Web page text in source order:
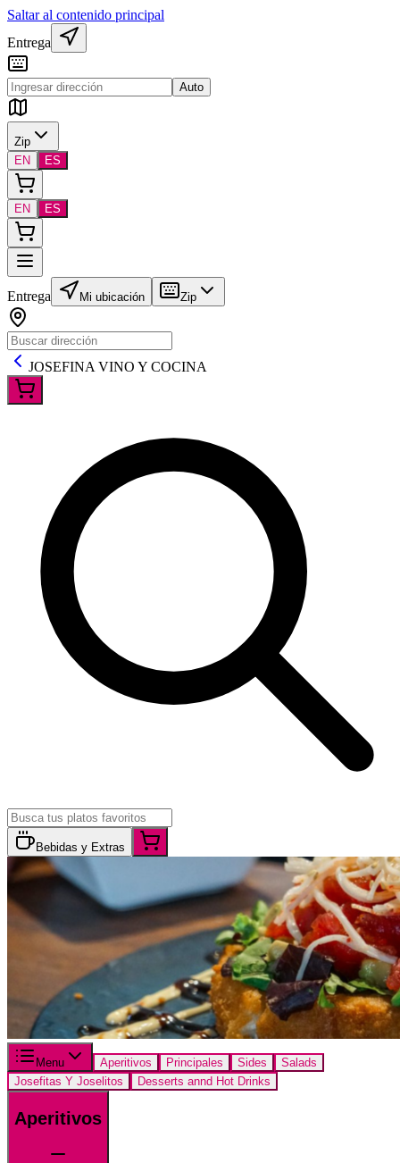
Saltar al contenido principal
Entrega
Auto
Zip
EN
ES
EN ES
Entrega Mi ubicación Zip
JOSEFINA VINO Y COCINA
Bebidas y Extras
Menu Aperitivos Principales Sides
Salads
Josefitas Y Joselitos
Desserts annd Hot Drinks
Aperitivos